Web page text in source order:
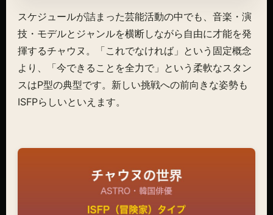
スケジュールが詰まった芸能活動の中でも、音楽・演
技・モデルとジャンルを横断しながら自由に才能を発
揮するチャウヌ。「これでなければ」という固定概念
より、「今できることを全力で」という柔軟なスタン
スはP型の典型です。新しい挑戦への前向きな姿勢も
ISFPらしいといえます。